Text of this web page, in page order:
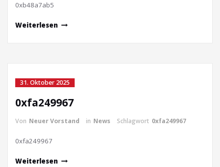
0xb48a7ab5
Weiterlesen
31. Oktober 2025
0xfa249967
Von Neuer Vorstand in News Schlagwort 0xfa249967
0xfa249967
Weiterlesen